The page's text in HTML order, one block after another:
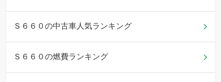
Ｓ６６０の中古車人気ランキング
Ｓ６６０の燃費ランキング